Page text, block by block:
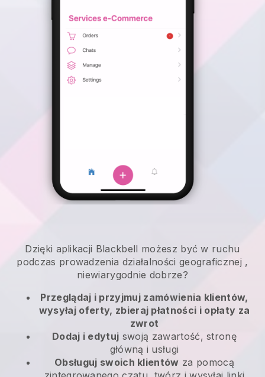
Dzięki aplikacji Blackbell możesz być w ruchu
podczas prowadzenia działalności geograficznej ,
niewiarygodnie dobrze?
Przeglądaj i przyjmuj zamówienia klientów,
wysyłaj oferty, zbieraj płatności i opłaty za
zwrot
Dodaj i edytuj swoją zawartość, stronę
główną i usługi
Obsługuj swoich klientów za pomocą